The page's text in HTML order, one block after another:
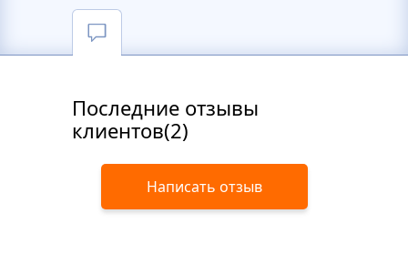
Последние отзывы
клиентов(2)
Написать отзыв